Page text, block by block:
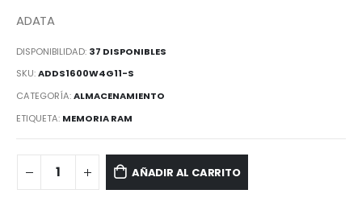
ADATA
DISPONIBILIDAD: 37 DISPONIBLES
SKU:ADDS1600W4G11-S
CATEGORÍA:ALMACENAMIENTO
ETIQUETA: MEMORIA RAM
AÑADIR AL CARRITO